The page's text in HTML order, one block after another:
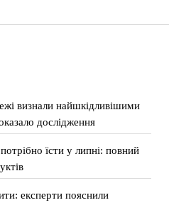
визнали найшкідливішими
дослідження
їсти у липні: повний
експерти пояснили